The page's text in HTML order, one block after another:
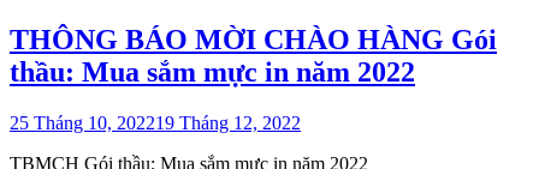
THÔNG BÁO MỜI CHÀO HÀNG Gói
thầu: Mua sắm mực in năm 2022
25 Tháng 10, 202219 Tháng 12, 2022
TBMCH Gói thầu: Mua sắm mực in năm 2022